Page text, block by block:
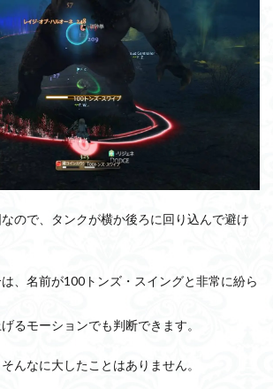
ので、タンクが横か後ろに回り込んで避け
、名前が100トンズ・スイングと非常に紛ら
るモーションでも判断できます。
んなに大したことはありません。